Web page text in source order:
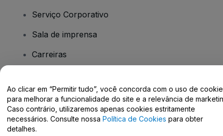
Serviço Corporativo
Sala de imprensa
Carreiras
Tem dúvidas?
Centro de Ajuda / Fale Conosco
Ao clicar em “Permitir tudo”, você concorda com o uso de
para melhorar a funcionalidade do site e a relevância de
Caso contrário, utilizaremos apenas cookies estritamente
necessários. Consulte nossa Política de Cookies para obter
detalhes.